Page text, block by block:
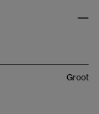
Groot